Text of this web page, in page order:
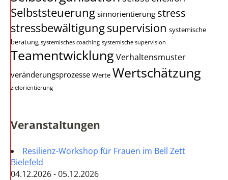
Selbststeuerung sinnorientierung stress
stressbewältigungsupervision systemische
beratung systemisches coaching systemische supervision
Teamentwicklung Verhaltensmuster
veränderungsprozesse Werte Wertschätzung
zielorientierung
Veranstaltungen
Resilienz-Workshop für Frauen im Bell Zett
Bielefeld
04.12.2026 - 05.12.2026